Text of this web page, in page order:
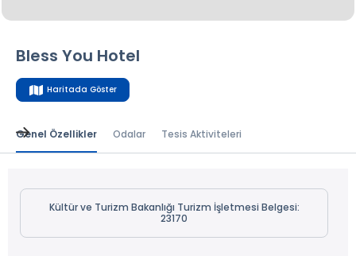
Bless You Hotel
Haritada Göster
Genel Özellikler Odalar Tesis Aktiviteleri
Kültür ve Turizm Bakanlığı Turizm İşletmesi Belgesi:
23170